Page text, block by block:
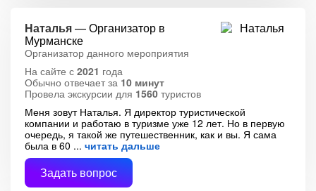
Наталья— Организатор в
Мурманске
Организатор данного мероприятия
На сайте с 2021 года
Обычно отвечает за 10 минут
Провела экскурсии для 1560 туристов
Меня зовут Наталья. Я директор туристической
компании и работаю в туризме уже 12 лет. Но в первую
очередь, я такой же путешественник, как и вы. Я сама
была в 60
читать дальше
Задать вопрос